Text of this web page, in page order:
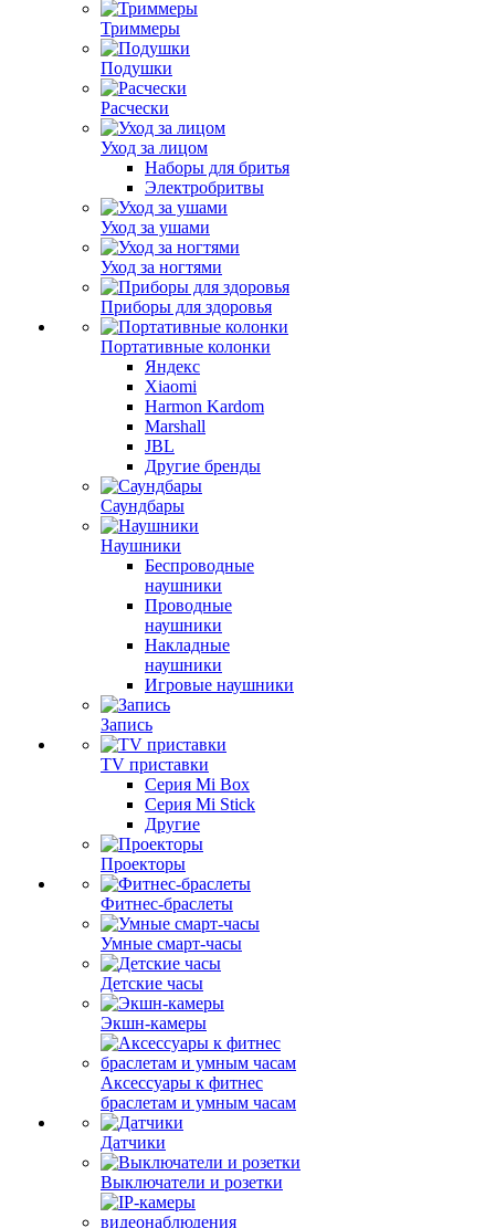
Триммеры
Подушки
Расчески
Уход за лицом
Наборы для бритья
Электробритвы
Уход за ушами
Уход за ногтями
Приборы для здоровья
Портативные колонки
Яндекс
Xiaomi
Harmon Kardom
Marshall
JBL
Другие бренды
Саундбары
Наушники
Беспроводные
наушники
Проводные
наушники
Накладные
наушники
Игровые наушники
Запись
TV приставки
Серия Mi Box
Серия Mi Stick
Другие
Проекторы
Фитнес-браслеты
Умные смарт-часы
Детские часы
Экшн-камеры
Аксессуары к фитнес
браслетам и умным часам
Датчики
Выключатели и розетки